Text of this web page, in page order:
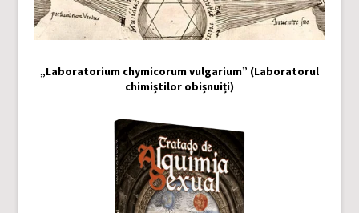
„Laboratorium chymicorum vulgarium” (Laboratorul
chimiștilor obișnuiți)